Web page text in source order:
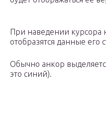
При наведении курсора
отобразятся данные его
Обычно анкор
это синий).